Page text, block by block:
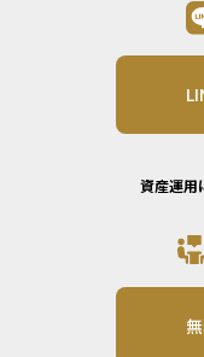
資産運用